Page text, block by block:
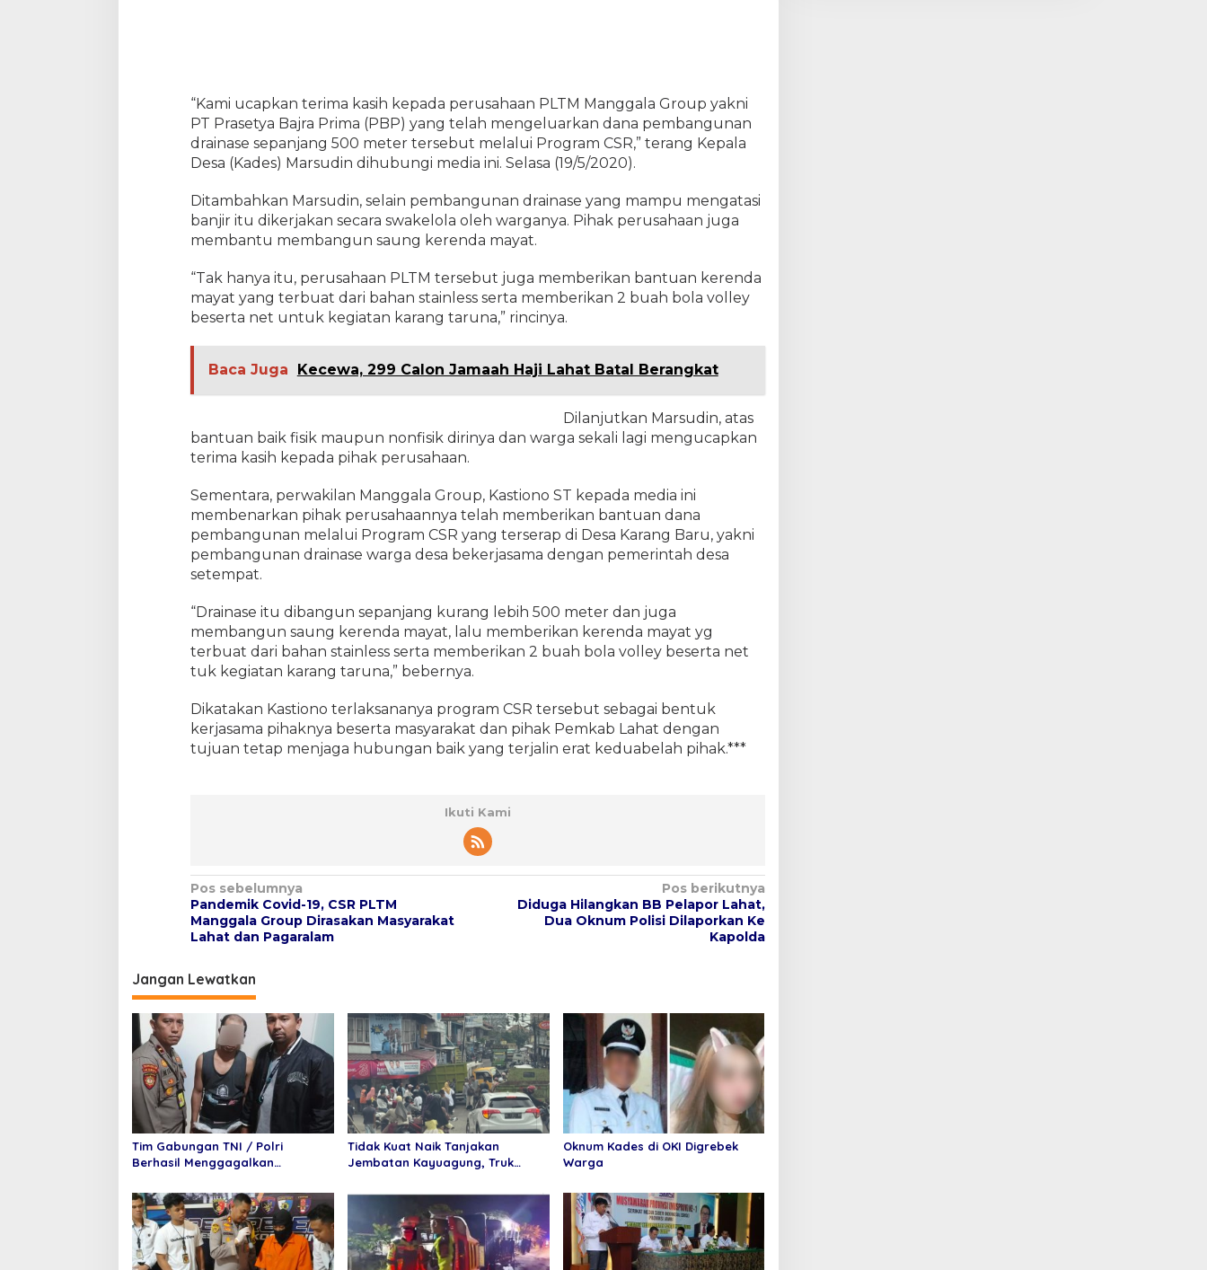
D
e
s
a
K
r
a
n
a
r
u
L
a
h
a
“Kami ucapkan terima kasih kepada perusahaan PLTM Manggala Group yakni
PT Prasetya Bajra Prima (PBP) yang telah mengeluarkan dana pembangunan
drainase sepanjang 500 meter tersebut melalui Program CSR,” terang Kepala
Desa (Kades) Marsudin dihubungi media ini. Selasa (19/5/2020).
Ditambahkan Marsudin, selain pembangunan drainase yang mampu mengatasi
banjir itu dikerjakan secara swakelola oleh warganya. Pihak perusahaan juga
membantu membangun saung kerenda mayat.
“Tak hanya itu, perusahaan PLTM tersebut juga memberikan bantuan kerenda
mayat yang terbuat dari bahan stainless serta memberikan 2 buah bola volley
beserta net untuk kegiatan karang taruna,” rincinya.
Baca Juga Kecewa, 299 Calon Jamaah Haji Lahat Batal Berangkat
Dilanjutkan Marsudin, atas
bantuan baik fisik maupun nonfisik dirinya dan warga sekali lagi mengucapkan
terima kasih kepada pihak perusahaan.
Sementara, perwakilan Manggala Group, Kastiono ST kepada media ini
membenarkan pihak perusahaannya telah memberikan bantuan dana
pembangunan melalui Program CSR yang terserap di Desa Karang Baru, yakni
pembangunan drainase warga desa bekerjasama dengan pemerintah desa
setempat.
“Drainase itu dibangun sepanjang kurang lebih 500 meter dan juga
membangun saung kerenda mayat, lalu memberikan kerenda mayat yg
terbuat dari bahan stainless serta memberikan 2 buah bola volley beserta net
tuk kegiatan karang taruna,” bebernya.
Dikatakan Kastiono terlaksananya program CSR tersebut sebagai bentuk
kerjasama pihaknya beserta masyarakat dan pihak Pemkab Lahat dengan
tujuan tetap menjaga hubungan baik yang terjalin erat keduabelah pihak.***
Ikuti Kami
N
a
v
i
g
i
p
o
s
Pos sebelumnya
Pandemik Covid-19, CSR PLTM
Manggala Group Dirasakan Masyarakat
Lahat dan Pagaralam
Pos berikutnya
Diduga Hilangkan BB Pelapor Lahat,
Dua Oknum Polisi Dilaporkan Ke
Kapolda
Jangan Lewatkan
Tim Gabungan TNI / Polri
Berhasil Menggagalkan
dan 6 Paket pil Ekstasi Di
Bandara Internasional
Minangkabau
Tidak Kuat Naik Tanjakan
Jembatan Kayuagung, Truk
Purnama
Oknum Kades di OKI Digrebek
Warga